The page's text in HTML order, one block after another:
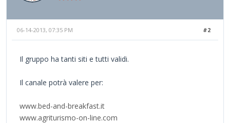
#2
06-14-2013, 07:35 PM
Il gruppo ha tanti siti e tutti validi.
Il canale potrà valere per:
www.bed-and-breakfast.it
www.agriturismo-on-line.com